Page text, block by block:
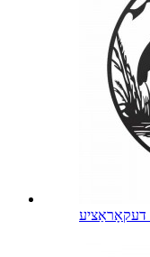
דעקאָראַציע